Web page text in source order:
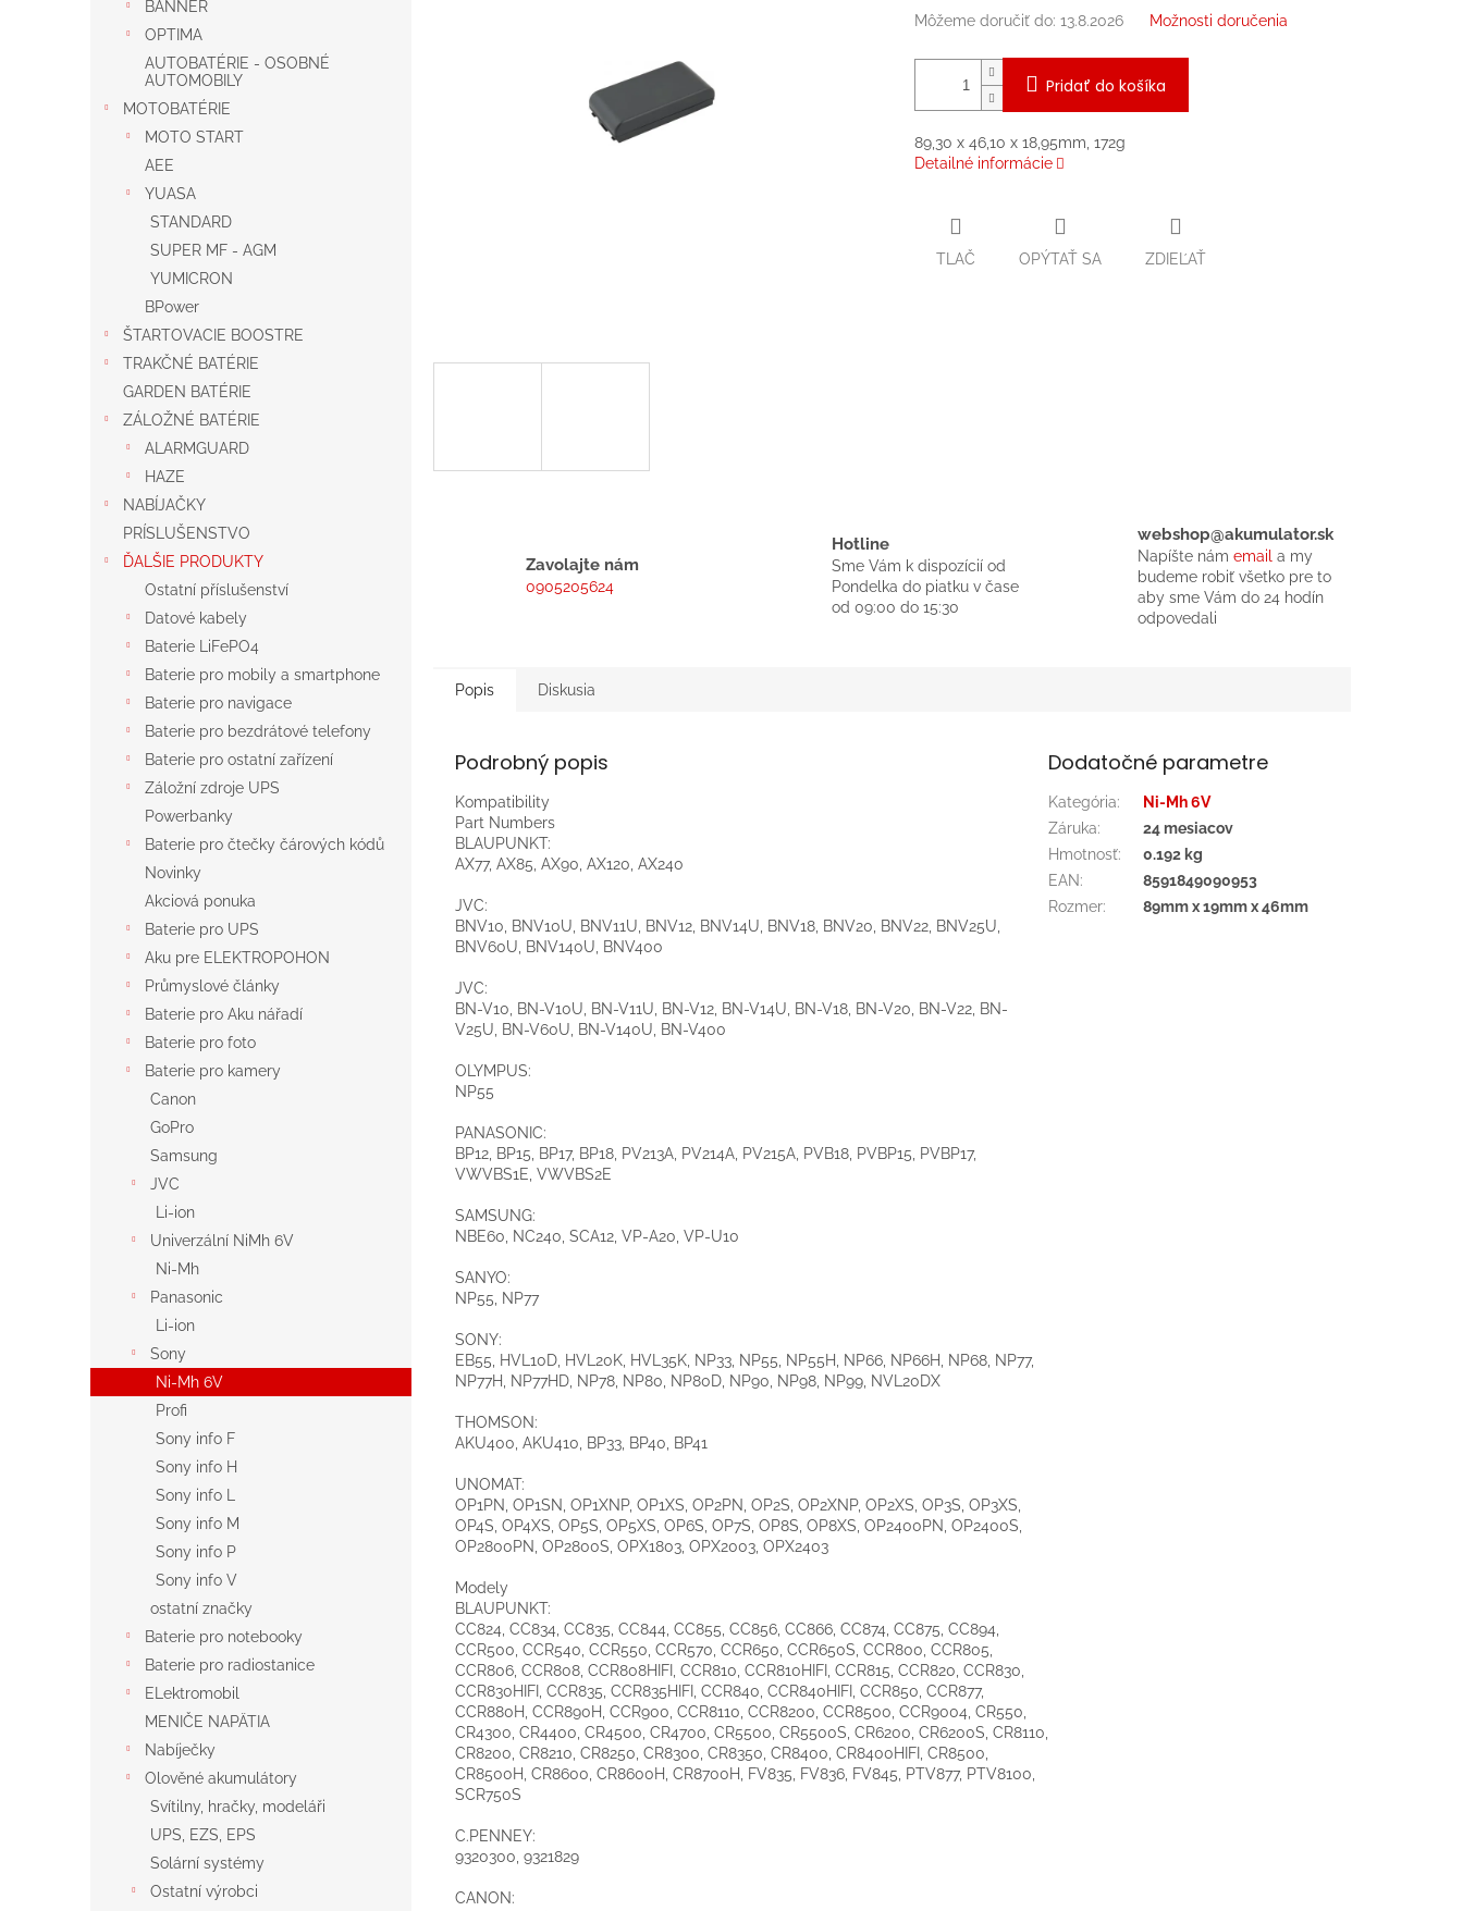
BANNER
OPTIMA
AUTOBATÉRIE - OSOBNÉ
AUTOMOBILY
MOTOBATÉRIE
MOTO START
AEE
YUASA
STANDARD
SUPER MF - AGM
YUMICRON
BPower
ŠTARTOVACIE BOOSTRE
TRAKČNÉ BATÉRIE
GARDEN BATÉRIE
ZÁLOŽNÉ BATÉRIE
ALARMGUARD
HAZE
NABÍJAČKY
PRÍSLUŠENSTVO
ĎALŠIE PRODUKTY
Ostatní příslušenství
Datové kabely
Baterie LiFePO4
Baterie pro mobily a smartphone
Baterie pro navigace
Baterie pro bezdrátové telefony
Baterie pro ostatní zařízení
Záložní zdroje UPS
Powerbanky
Baterie pro čtečky čárových kódů
Novinky
Akciová ponuka
Baterie pro UPS
Aku pre ELEKTROPOHON
Průmyslové články
Baterie pro Aku nářadí
Baterie pro foto
Baterie pro kamery
Canon
GoPro
Samsung
JVC
Li-ion
Univerzální NiMh 6V
Ni-Mh
Panasonic
Li-ion
Sony
Ni-Mh 6V
Profi
Sony info F
Sony info H
Sony info L
Sony info M
Sony info P
Sony info V
ostatní značky
Baterie pro notebooky
Baterie pro radiostanice
ELektromobil
MENIČE NAPÄTIA
Nabíječky
Olověné akumulátory
Svítilny, hračky, modeláři
UPS, EZS, EPS
Solární systémy
Ostatní výrobci
Môžeme doručiť do: 13.8.2026 Možnosti doručenia
Pridať do košíka
89,30 x 46,10 x 18,95mm, 172g
Detailné informácie
TLAČ OPÝTAŤ SA ZDIEĽAŤ
Zavolajte nám
0905205624
Hotline
Sme Vám k dispozícií od
Pondelka do piatku v čase
od 09:00 do 15:30
webshop@akumulator.sk
Napíšte nám email a my
budeme robiť všetko pre to
aby sme Vám do 24 hodín
odpovedali
Popis Diskusia
Podrobný popis
Kompatibility
Part Numbers
BLAUPUNKT:
AX77, AX85, AX90, AX120, AX240
JVC:
BNV10, BNV10U, BNV11U, BNV12, BNV14U, BNV18, BNV20, BNV22, BNV25U,
BNV60U, BNV140U, BNV400
JVC:
BN-V10, BN-V10U, BN-V11U, BN-V12, BN-V14U, BN-V18, BN-V20, BN-V22, BN-
V25U, BN-V60U, BN-V140U, BN-V400
OLYMPUS:
NP55
PANASONIC:
BP12, BP15, BP17, BP18, PV213A, PV214A, PV215A, PVB18, PVBP15, PVBP17,
VWVBS1E, VWVBS2E
SAMSUNG:
NBE60, NC240, SCA12, VP-A20, VP-U10
SANYO:
NP55, NP77
SONY:
EB55, HVL10D, HVL20K, HVL35K, NP33, NP55, NP55H, NP66, NP66H, NP68, NP77,
NP77H, NP77HD, NP78, NP80, NP80D, NP90, NP98, NP99, NVL20DX
THOMSON:
AKU400, AKU410, BP33, BP40, BP41
UNOMAT:
OP1PN, OP1SN, OP1XNP, OP1XS, OP2PN, OP2S, OP2XNP, OP2XS, OP3S, OP3XS,
OP4S, OP4XS, OP5S, OP5XS, OP6S, OP7S, OP8S, OP8XS, OP2400PN, OP2400S,
OP2800PN, OP2800S, OPX1803, OPX2003, OPX2403
Modely
BLAUPUNKT:
CC824, CC834, CC835, CC844, CC855, CC856, CC866, CC874, CC875, CC894,
CCR500, CCR540, CCR550, CCR570, CCR650, CCR650S, CCR800, CCR805,
CCR806, CCR808, CCR808HIFI, CCR810, CCR810HIFI, CCR815, CCR820, CCR830,
CCR830HIFI, CCR835, CCR835HIFI, CCR840, CCR840HIFI, CCR850, CCR877,
CCR880H, CCR890H, CCR900, CCR8110, CCR8200, CCR8500, CCR9004, CR550,
CR4300, CR4400, CR4500, CR4700, CR5500, CR5500S, CR6200, CR6200S, CR8110,
CR8200, CR8210, CR8250, CR8300, CR8350, CR8400, CR8400HIFI, CR8500,
CR8500H, CR8600, CR8600H, CR8700H, FV835, FV836, FV845, PTV877, PTV8100,
SCR750S
C.PENNEY:
9320300, 9321829
CANON:
Dodatočné parametre
Kategória:
Ni-Mh 6V
Záruka:
24 mesiacov
Hmotnosť:
0.192 kg
EAN:
8591849090953
Rozmer: 89mm x 19mm x 46mm